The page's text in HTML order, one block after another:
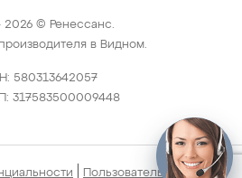
2026 © Ренессанс.
в Видном.
580313642057
317583500009448
Пользовательское